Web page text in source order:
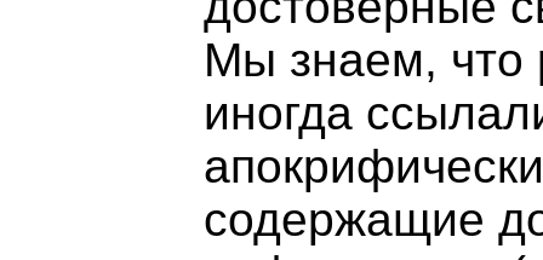
Мы знаем, что
иногда
содержащие